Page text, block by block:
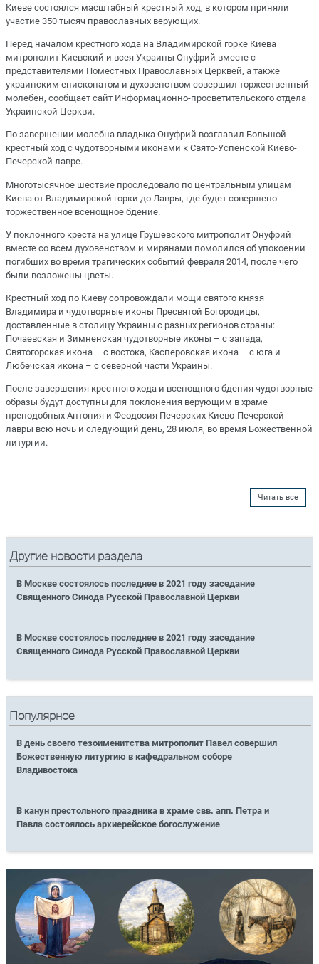
Киеве состоялся масштабный крестный ход, в котором приняли
участие 350 тысяч православных верующих.
Перед началом крестного хода на Владимирской горке Киева
митрополит Киевский и всея Украины Онуфрий вместе с
представителями Поместных Православных Церквей, а также
украинским епископатом и духовенством совершил торжественный
молебен, сообщает сайт Информационно-просветительского отдела
Украинской Церкви.
По завершении молебна владыка Онуфрий возглавил Большой
крестный ход с чудотворными иконами к Свято-Успенской Киево-
Печерской лавре.
Многотысячное шествие проследовало по центральным улицам
Киева от Владимирской горки до Лавры, где будет совершено
торжественное всенощное бдение.
У поклонного креста на улице Грушевского митрополит Онуфрий
вместе со всем духовенством и мирянами помолился об упокоении
погибших во время трагических событий февраля 2014, после чего
были возложены цветы.
Крестный ход по Киеву сопровождали мощи святого князя
Владимира и чудотворные иконы Пресвятой Богородицы,
доставленные в столицу Украины с разных регионов страны:
Почаевская и Зимненская чудотворные иконы – с запада,
Святогорская икона – с востока, Касперовская икона – с юга и
Любечская икона – с северной части Украины.
После завершения крестного хода и всенощного бдения чудотворные
образы будут доступны для поклонения верующим в храме
преподобных Антония и Феодосия Печерских Киево-Печерской
лавры всю ночь и следующий день, 28 июля, во время Божественной
литургии.
Читать все
Другие новости раздела
В Москве состоялось последнее в 2021 году заседание
Священного Синода Русской Православной Церкви
В Москве состоялось последнее в 2021 году заседание
Священного Синода Русской Православной Церкви
Популярное
В день своего тезоименитства митрополит Павел совершил
Божественную литургию в кафедральном соборе
Владивостока
В канун престольного праздника в храме свв. апп. Петра и
Павла состоялось архиерейское богослужение